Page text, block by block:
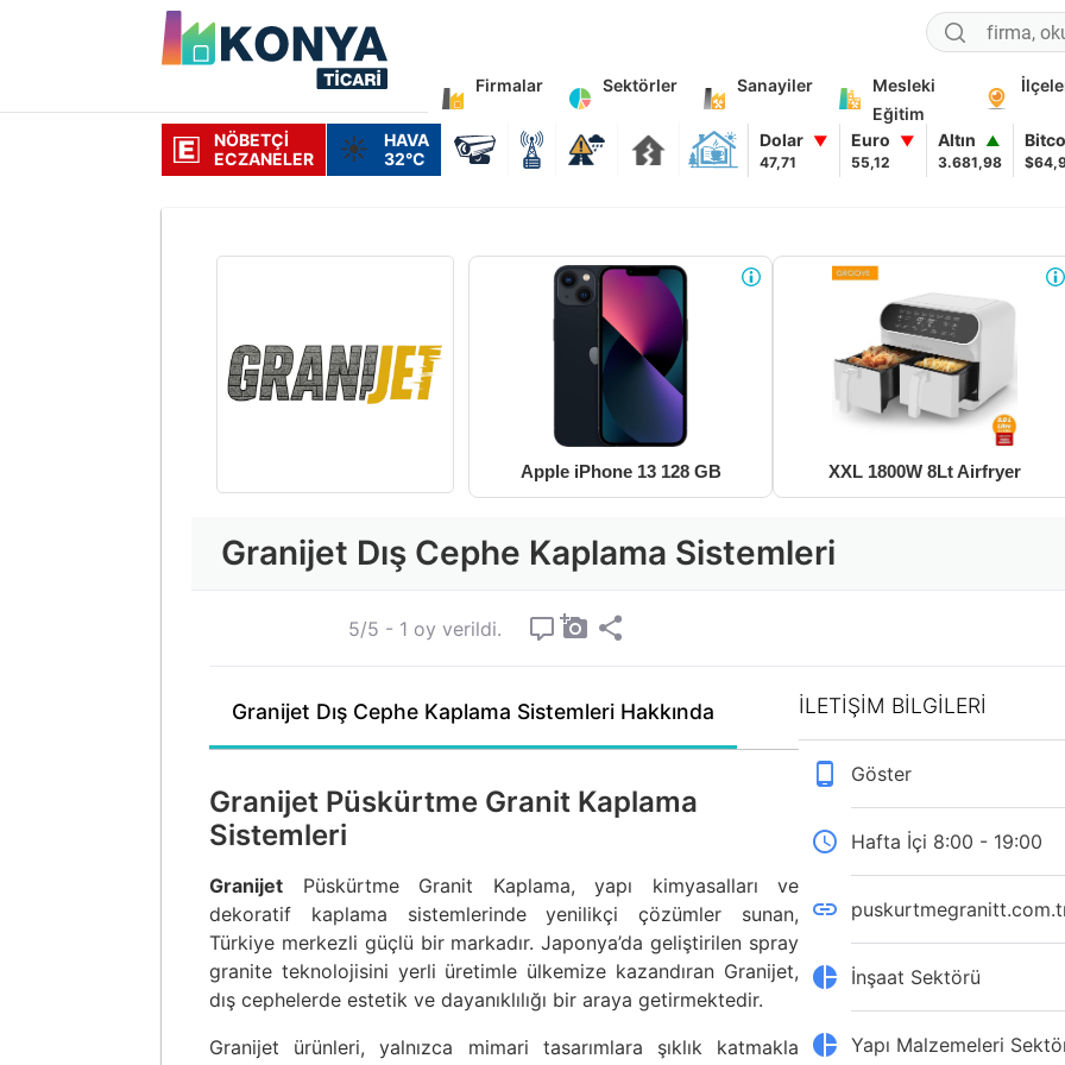
Firmalar Sektörler Sanayiler
Mesleki
Eğitim
NÖBETÇI
ECZANELER
☀️
HAVA
32°C
Dolar ▼
47,71
Euro ▼
55,12
Altın
▲
3.681,98
Apple iPhone 13 128 GB XXL 1800W 8Lt Airfryer
Granijet Dış Cephe Kaplama Sistemleri
5/5 - 1 oy verildi.
Granijet Dış Cephe Kaplama Sistemleri Hakkında
Granijet Püskürtme Granit Kaplama
Sistemleri
Granijet Püskürtme Granit Kaplama, yapı kimyasalları ve
dekoratif kaplama sistemlerinde yenilikçi çözümler sunan,
Türkiye merkezli güçlü bir markadır. Japonya’da geliştirilen spray
granite teknolojisini yerli üretimle ülkemize kazandıran Granijet,
dış cephelerde estetik ve dayanıklılığı bir araya getirmektedir.
Granijet ürünleri, yalnızca mimari tasarımlara şıklık katmakla
İLETİŞİM BİLGİLERİ
Göster
Hafta İçi 8:00 - 19:00
İnşaat Sektörü
Yapı Malzemeleri